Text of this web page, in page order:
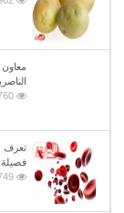
معاون
4760
تعرف
4749